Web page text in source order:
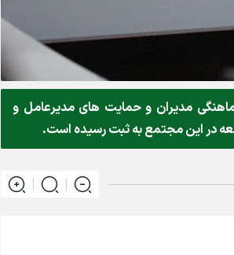
مدیران و حمایت های مدیرعامل و
در این مجتمع به ثبت رسیده است.